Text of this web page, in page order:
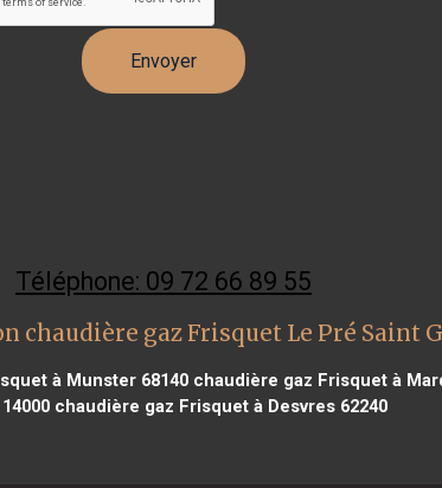
Téléphone: 09 72 66 89 55
chaudière gaz Frisquet Le Pré Saint
à Munster 68140chaudière gaz Frisquet à
chaudière gaz Frisquet à Desvres 62240